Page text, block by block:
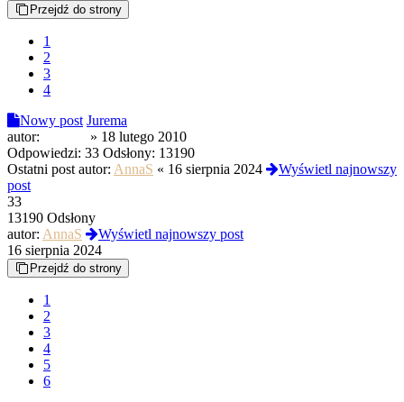
Przejdź do strony
1
2
3
4
Nowy post Jurema
autor:
» 18 lutego 2010
Odpowiedzi: 33 Odsłony: 13190
Ostatni post autor: AnnaS « 16 sierpnia 2024
Wyświetl najnowszy
post
33
13190 Odsłony
autor: AnnaS
Wyświetl najnowszy post
16 sierpnia 2024
Przejdź do strony
1
2
3
4
5
6